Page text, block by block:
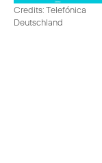
Credits: Telefónica
Deutschland